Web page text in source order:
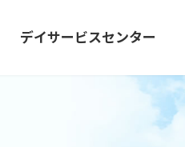
デイサービスセンター